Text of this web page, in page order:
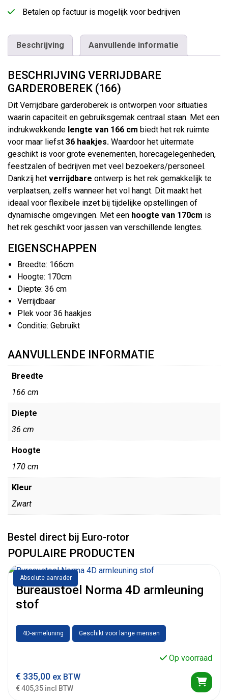
Betalen op factuur is mogelijk voor bedrijven
Beschrijving Aanvullende informatie
BESCHRIJVING VERRIJDBARE
GARDEROBEREK (166)
Dit Verrijdbare garderoberek is ontworpen voor situaties
waarin capaciteit en gebruiksgemak centraal staan. Met een
indrukwekkende lengte van 166 cm biedt het rek ruimte
voor maar liefst 36 haakjes. Waardoor het uitermate
geschikt is voor grote evenementen, horecagelegenheden,
feestzalen of bedrijven met veel bezoekers/personeel.
Dankzij het verrijdbare ontwerp is het rek gemakkelijk te
verplaatsen, zelfs wanneer het vol hangt. Dit maakt het
ideaal voor flexibele inzet bij tijdelijke opstellingen of
dynamische omgevingen. Met een hoogte van 170cm is
het rek geschikt voor jassen van verschillende lengtes.
EIGENSCHAPPEN
Breedte: 166cm
Hoogte: 170cm
Diepte: 36 cm
Verrijdbaar
Plek voor 36 haakjes
Conditie: Gebruikt
AANVULLENDE INFORMATIE
Breedte
166 cm
Diepte
36 cm
Hoogte
170 cm
Kleur
Zwart
Bestel direct bij Euro-rotor
POPULAIRE PRODUCTEN
Absolute aanrader
Bureaustoel Norma 4D armleuning
stof
4D-armeluning Geschikt voor lange mensen
Op voorraad
€ 335,00 ex BTW
€ 405,35 incl BTW